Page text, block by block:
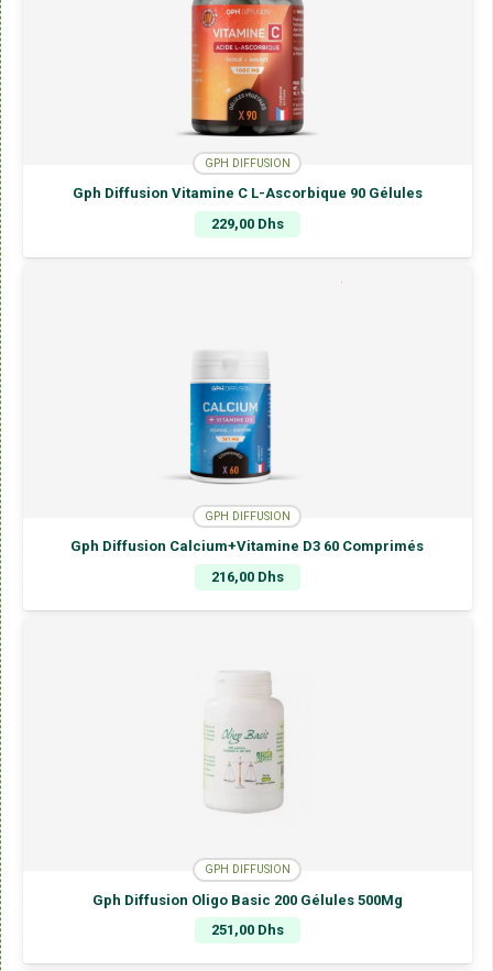
GPH DIFFUSION
Gph Diffusion Vitamine C L-Ascorbique 90 Gélules
229,00 Dhs
GPH DIFFUSION
Gph Diffusion Calcium+Vitamine D3 60 Comprimés
216,00 Dhs
GPH DIFFUSION
Gph Diffusion Oligo Basic 200 Gélules 500Mg
251,00 Dhs